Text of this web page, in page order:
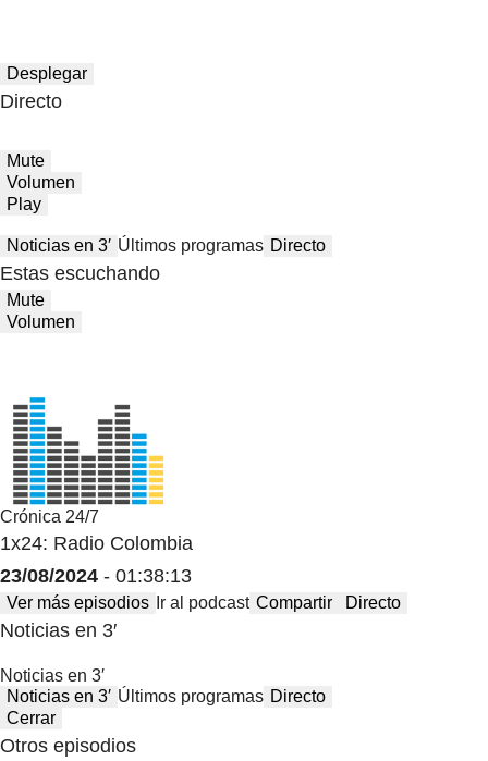
Desplegar
Directo
Mute
Volumen
Play
Noticias en 3′ Últimos programas Directo
Estas escuchando
Mute
Volumen
Crónica 24/7
1x24: Radio Colombia
23/08/2024 - 01:38:13
Ver más episodios Ir al podcast Compartir Directo
Noticias en 3′
Noticias en 3′
Noticias en 3′ Últimos programas Directo
Cerrar
Otros episodios